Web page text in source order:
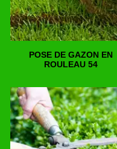
POSE DE GAZON EN
ROULEAU 54